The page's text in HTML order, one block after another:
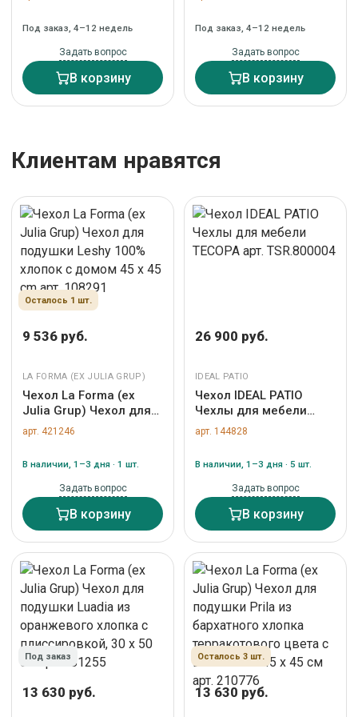
бежевого цвета из
50 см арт. 481575
Под заказ, 4–12 недель
Задать вопрос
В корзину
льна в черно-белую
108889
Под заказ, 4–12 недель
Задать вопрос
В корзину
Клиентам нравятся
Осталось 1 шт.
9 536 руб.
LA FORMA (ЕХ JULIA GRUP)
Чехол La Forma (ех
Julia Grup) Чехол для
подушки Leshy 100%
хлопок с домом 45 x 45
арт. 421246
В наличии, 1–3 дня · 1 шт.
Задать вопрос
В корзину
26 900 руб.
IDEAL PATIO
Чехол IDEAL PATIO
Чехлы для мебели
ТЕСОРА арт.
TSR.800004
арт. 144828
В наличии, 1–3 дня · 5 шт.
Задать вопрос
В корзину
Под заказ
13 630 руб.
Осталось 3 шт.
13 630 руб.